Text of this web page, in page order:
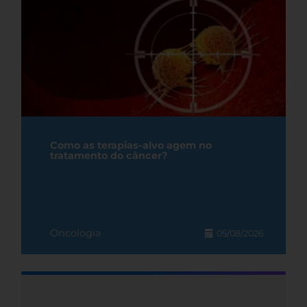
Como as terapias-alvo agem no
tratamento do câncer?
Oncologia 05/08/2026